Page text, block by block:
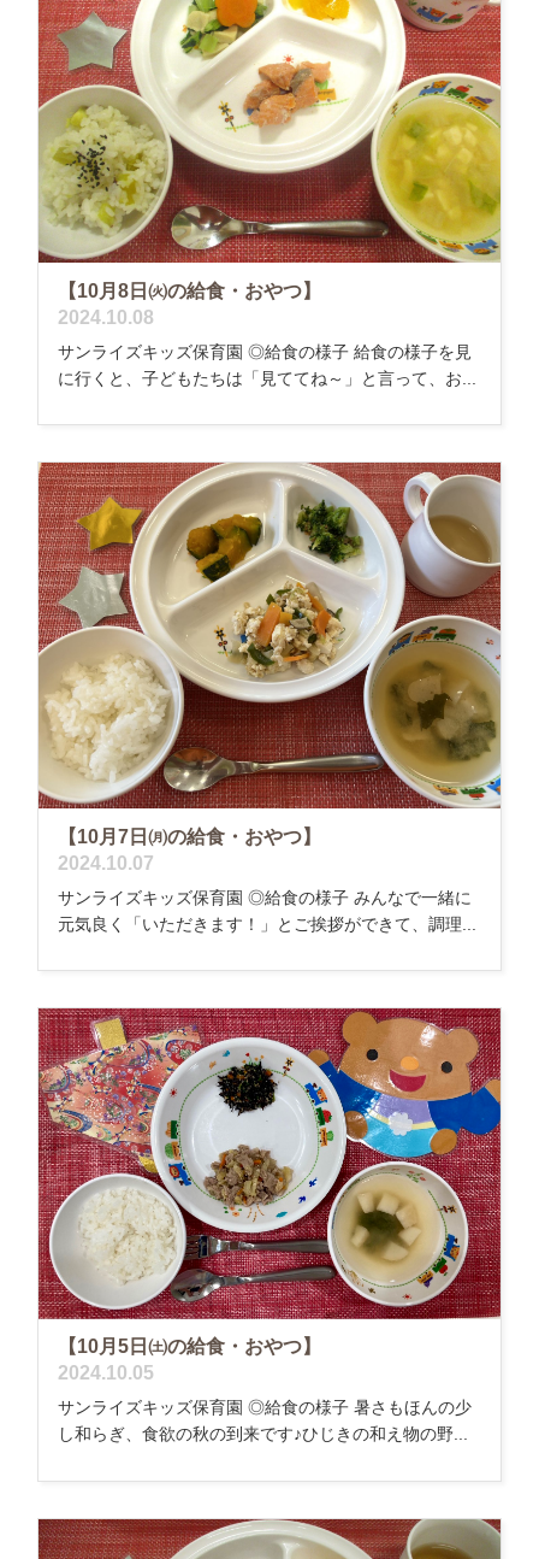
【10月8日㈫の給食・おやつ】
2024.10.08
サンライズキッズ保育園 ◎給食の様子 給食の様子を見
に行くと、子どもたちは「見ててね～」と言って、お...
【10月7日㈪の給食・おやつ】
2024.10.07
サンライズキッズ保育園 ◎給食の様子 みんなで一緒に
元気良く「いただきます！」とご挨拶ができて、調理...
【10月5日㈯の給食・おやつ】
2024.10.05
サンライズキッズ保育園 ◎給食の様子 暑さもほんの少
し和らぎ、食欲の秋の到来です♪ひじきの和え物の野...